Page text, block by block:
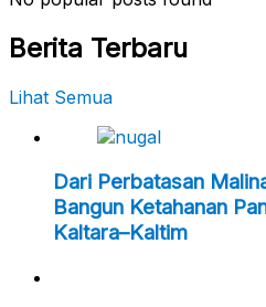
Berita Terbaru
Lihat Semua
Dari Perbatasan
Bangun Ketahanan
Kaltara–Kaltim